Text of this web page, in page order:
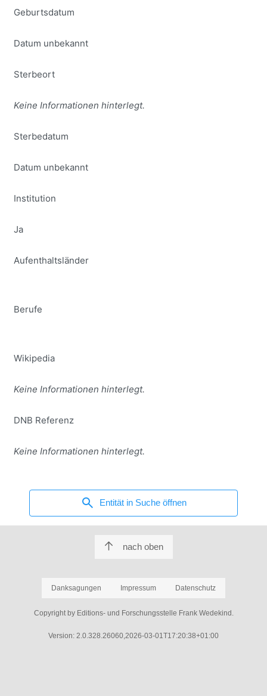
Geburtsdatum
Datum unbekannt
Sterbeort
Keine Informationen hinterlegt.
Sterbedatum
Datum unbekannt
Institution
Ja
Aufenthaltsländer
Berufe
Wikipedia
Keine Informationen hinterlegt.
DNB Referenz
Keine Informationen hinterlegt.
search Entität in Suche öffnen
nach oben
Danksagungen Impressum Datenschutz
Copyright by Editions- und Forschungsstelle Frank Wedekind.
Version: 2.0.328.26060,2026-03-01T17:20:38+01:00